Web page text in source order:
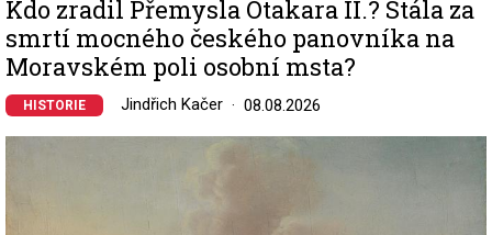
Kdo zradil Přemysla Otakara II.? Stála za
smrtí mocného českého panovníka na
Moravském poli osobní msta?
HISTORIE Jindřich Kačer 08.08.2026